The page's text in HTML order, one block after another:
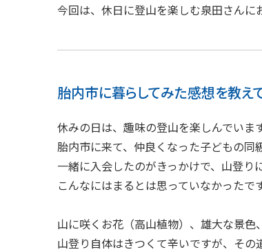
今回は、休日に登山を楽しむ泉田さんに
胎内市に暮らしてみた感想を教え
休みの日は、趣味の登山を楽しんでいます
胎内市に来て、仲良くなった子どもの
一緒に入会したのがきっかけで、山登り
こんなにはまるとは思っていなかったです
山に咲くお花（高山植物）、雄大な景色
山登り自体はきつくて辛いですが、そ